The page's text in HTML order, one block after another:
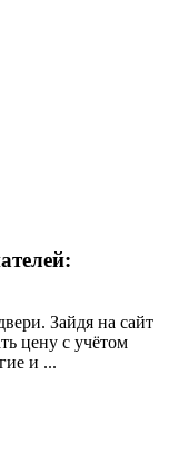
Зайдя на сайт
цену с учётом
и ...